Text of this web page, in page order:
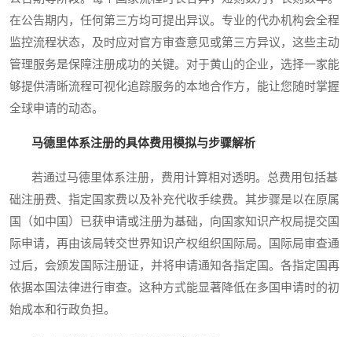
在公告期内，任何第三方均可提出异议。专业的代办机构会全程
监控流程状态，及时应对官方审查意见或第三方异议，这些主动
管理服务是保障注册成功的关键。对于黄山的企业，选择一家能
够提供清晰流程可视化追踪服务的本地合作方，能让您随时掌握
全球申请的动态。
马德里体系注册的具体费用模拟与步骤解析
若通过马德里体系注册，费用计算相对透明。总费用包括基
础注册费、指定国家费以及补充代收手续费。其步骤是以在原属
国（如中国）已获申请或注册为基础，向国家知识产权局提交国
际申请，再由该局转交世界知识产权组织国际局。国际局审查通
过后，会颁发国际注册证，并将申请通知各指定国。各指定国再
依据本国法律进行审查。这种方式能显著降低在多国申请时的初
始成本和行政负担。